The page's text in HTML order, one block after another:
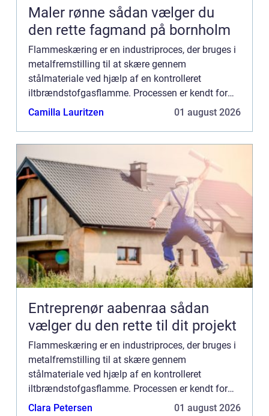
Maler rønne sådan vælger du
den rette fagmand på bornholm
Flammeskæring er en industriproces, der bruges i
metalfremstilling til at skære gennem
stålmateriale ved hjælp af en kontrolleret
iltbrændstofgasflamme. Processen er kendt for
sin evne til præcist at skære tykke stålemner og er
Camilla Lauritzen 01 august 2026
Entreprenør aabenraa sådan
vælger du den rette til dit projekt
Flammeskæring er en industriproces, der bruges i
metalfremstilling til at skære gennem
stålmateriale ved hjælp af en kontrolleret
iltbrændstofgasflamme. Processen er kendt for
sin evne til præcist at skære tykke stålemner og er
Clara Petersen 01 august 2026